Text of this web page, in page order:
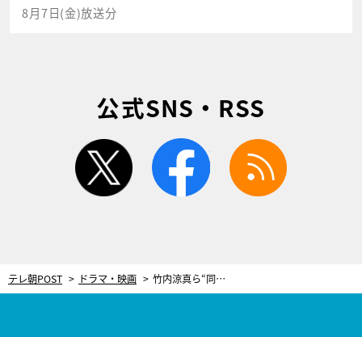
8月7日(金)放送分
公式SNS・RSS
twitter facebook
テレ朝POST ドラマ・映画 竹内涼真ら“同級生4人”から真犯人確定！ドラマ『再会』悲痛すぎる犯行理由が明らかに